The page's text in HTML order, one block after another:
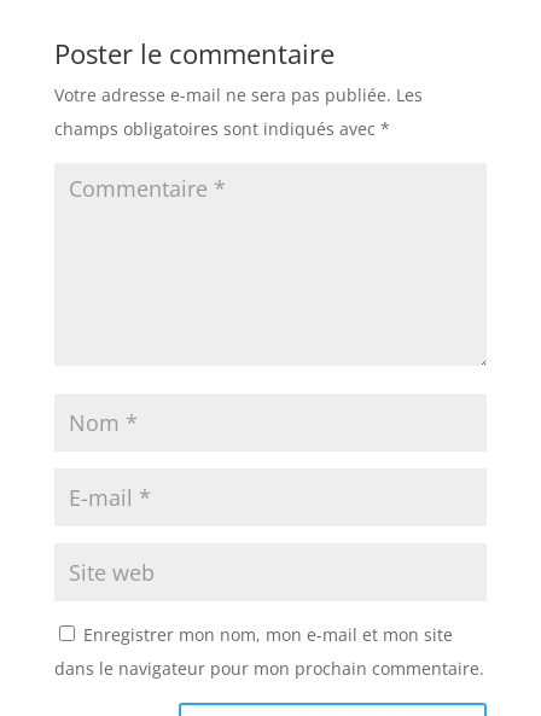
Poster le commentaire
Votre adresse e-mail ne sera pas publiée. Les
champs obligatoires sont indiqués avec *
Enregistrer mon nom, mon e-mail et mon site
dans le navigateur pour mon prochain commentaire.